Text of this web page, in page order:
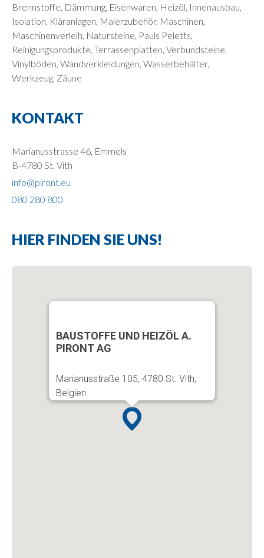
Brennstoffe, Dämmung, Eisenwaren, Heizöl, Innenausbau,
Isolation, Kläranlagen, Malerzubehör, Maschinen,
Maschinenverleih, Natursteine, Pauls Peletts,
Reinigungsprodukte, Terrassenplatten, Verbundsteine,
Vinylböden, Wandverkleidungen, Wasserbehälter,
Werkzeug, Zäune
KONTAKT
Marianusstrasse 46, Emmels
B-4780 St. Vith
info@piront.eu
080 280 800
HIER FINDEN SIE UNS!
BAUSTOFFE UND HEIZÖL A.
PIRONT AG
Marianusstraße 105, 4780 St. Vith,
Belgien